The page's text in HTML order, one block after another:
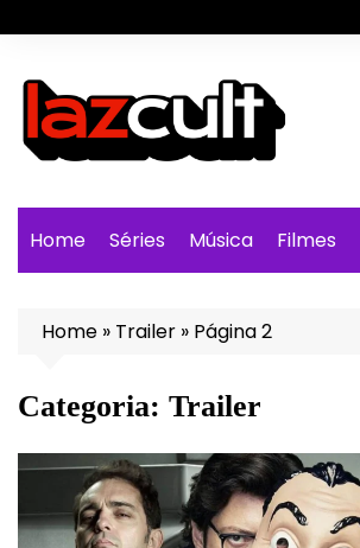
para
conteúdo
Home Séries Música Filmes
Home » Trailer » Página 2
Categoria: Trailer